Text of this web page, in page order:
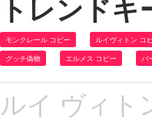
トレンドキ
モンクレール コピー ルイヴィトン コ
グッチ偽物 エルメス コピー バ
ルイ ヴィト